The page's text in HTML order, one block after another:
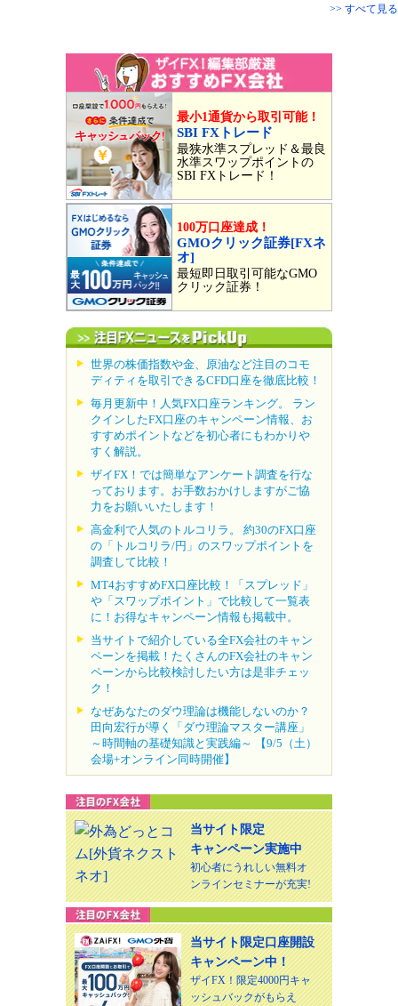
>> すべて見る
最小1通貨から取引可能！
SBI FXトレード
最狭水準スプレッド＆最良
水準スワップポイントの
SBI FXトレード！
100万口座達成！
GMOクリック証券[FXネ
オ]
最短即日取引可能なGMO
クリック証券！
世界の株価指数や金、原油など注目のコモ
ディティを取引できるCFD口座を徹底比較！
毎月更新中！人気FX口座ランキング。 ラン
クインしたFX口座のキャンペーン情報、お
すすめポイントなどを初心者にもわかりや
すく解説。
ザイFX！では簡単なアンケート調査を行な
っております。お手数おかけしますがご協
力をお願いいたします！
高金利で人気のトルコリラ。 約30のFX口座
の「トルコリラ/円」のスワップポイントを
調査して比較！
MT4おすすめFX口座比較！「スプレッド」
や「スワップポイント」で比較して一覧表
に！お得なキャンペーン情報も掲載中。
当サイトで紹介している全FX会社のキャン
ペーンを掲載！たくさんのFX会社のキャン
ペーンから比較検討したい方は是非チェッ
ク！
なぜあなたのダウ理論は機能しないのか？
田向宏行が導く「ダウ理論マスター講座」
～時間軸の基礎知識と実践編～ 【9/5（土）
会場+オンライン同時開催】
当サイト限定
キャンペーン実施中
初心者にうれしい無料オ
ンラインセミナーが充実!
当サイト限定口座開設
キャンペーン中！
ザイFX！限定4000円キャ
ッシュバックがもらえ